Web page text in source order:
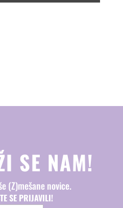
SE NAM!
(Z)mešane novice.
SE PRIJAVILI!